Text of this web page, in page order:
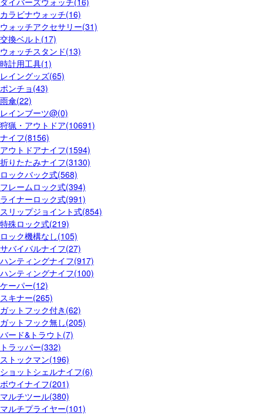
カラビナウォッチ(16)
ウォッチアクセサリー(31)
交換ベルト(17)
ウォッチスタンド(13)
時計用工具(1)
レイングッズ(65)
ポンチョ(43)
雨傘(22)
レインブーツ@(0)
狩猟・アウトドア(10691)
ナイフ(8156)
アウトドアナイフ(1594)
折りたたみナイフ(3130)
ロックバック式(568)
フレームロック式(394)
ライナーロック式(991)
スリップジョイント式(854)
特殊ロック式(219)
ロック機構なし(105)
サバイバルナイフ(27)
ハンティングナイフ(917)
ハンティングナイフ(100)
ケーパー(12)
スキナー(265)
ガットフック付き(62)
ガットフック無し(205)
バード&トラウト(7)
トラッパー(332)
ストックマン(196)
ショットシェルナイフ(6)
ボウイナイフ(201)
マルチツール(380)
マルチプライヤー(101)